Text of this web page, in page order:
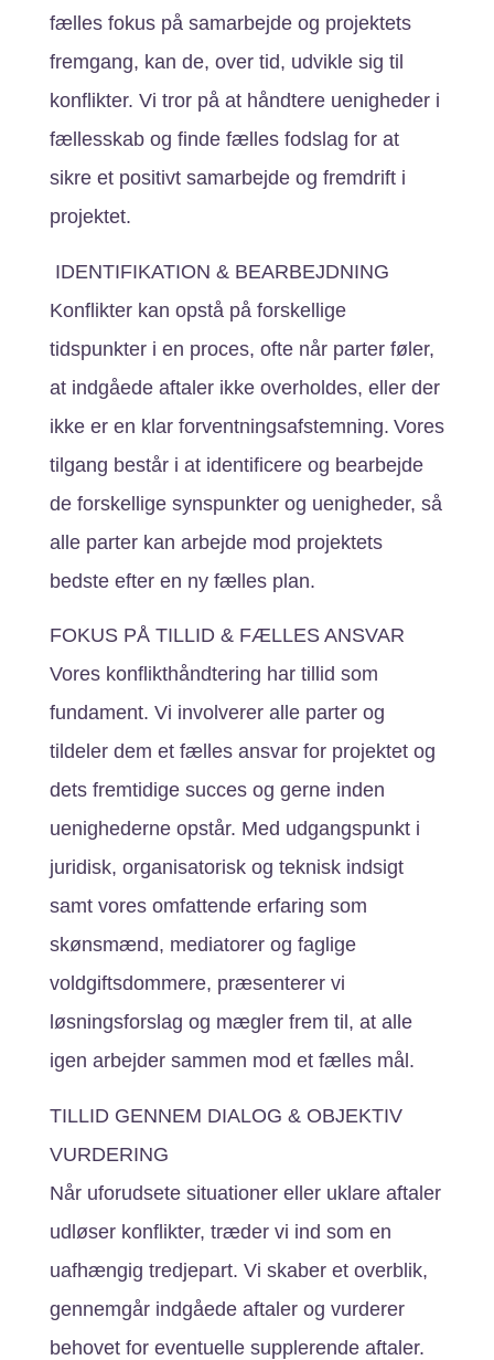
fælles fokus på samarbejde og projektets
fremgang, kan de, over tid, udvikle sig til
konflikter. Vi tror på at håndtere uenigheder i
fællesskab og finde fælles fodslag for at
sikre et positivt samarbejde og fremdrift i
projektet.
IDENTIFIKATION & BEARBEJDNING
Konflikter kan opstå på forskellige
tidspunkter i en proces, ofte når parter føler,
at indgåede aftaler ikke overholdes, eller der
ikke er en klar forventningsafstemning. Vores
tilgang består i at identificere og bearbejde
de forskellige synspunkter og uenigheder, så
alle parter kan arbejde mod projektets
bedste efter en ny fælles plan.
FOKUS PÅ TILLID & FÆLLES ANSVAR
Vores konflikthåndtering har tillid som
fundament. Vi involverer alle parter og
tildeler dem et fælles ansvar for projektet og
dets fremtidige succes og gerne inden
uenighederne opstår. Med udgangspunkt i
juridisk, organisatorisk og teknisk indsigt
samt vores omfattende erfaring som
skønsmænd, mediatorer og faglige
voldgiftsdommere, præsenterer vi
løsningsforslag og mægler frem til, at alle
igen arbejder sammen mod et fælles mål.
TILLID GENNEM DIALOG & OBJEKTIV
VURDERING
Når uforudsete situationer eller uklare aftaler
udløser konflikter, træder vi ind som en
uafhængig tredjepart. Vi skaber et overblik,
gennemgår indgåede aftaler og vurderer
behovet for eventuelle supplerende aftaler.